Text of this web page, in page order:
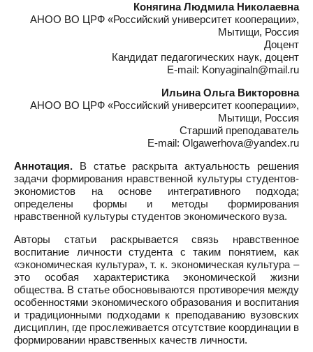
Конягина Людмила Николаевна
АНОО ВО ЦРФ «Российский университет кооперации»,
Мытищи, Россия
Доцент
Кандидат педагогических наук, доцент
E-mail: Konyaginaln@mail.ru
Ильина Ольга Викторовна
АНОО ВО ЦРФ «Российский университет кооперации»,
Мытищи, Россия
Старший преподаватель
E-mail: Olgawerhova@yandex.ru
Аннотация. В статье раскрыта актуальность решения
задачи формирования нравственной культуры студентов-
экономистов на основе интегративного подхода;
определены формы и методы формирования
нравственной культуры студентов экономического вуза.
Авторы статьи раскрывается связь нравственное
воспитание личности студента с таким понятием, как
«экономическая культура», т. к. экономическая культура –
это особая характеристика экономической жизни
общества. В статье обосновываются противоречия между
особенностями экономического образования и воспитания
и традиционными подходами к преподаванию вузовских
дисциплин, где прослеживается отсутствие координации в
формировании нравственных качеств личности.